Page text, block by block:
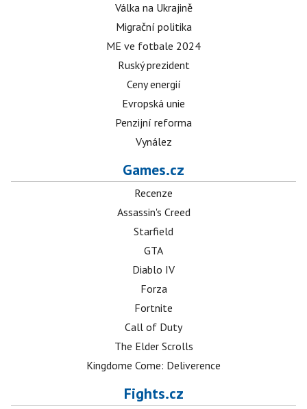
Válka na Ukrajině
Migrační politika
ME ve fotbale 2024
Ruský prezident
Ceny energií
Evropská unie
Penzijní reforma
Vynález
Games.cz
Recenze
Assassin's Creed
Starfield
GTA
Diablo IV
Forza
Fortnite
Call of Duty
The Elder Scrolls
Kingdome Come: Deliverence
Fights.cz